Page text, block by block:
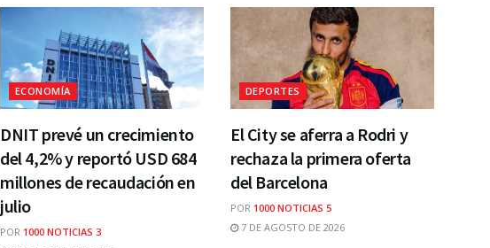
ECONOMÍA
DNIT prevé un crecimiento
del 4,2% y reportó USD 684
millones de recaudación en
julio
POR 1000 NOTICIAS 3
DEPORTES
El City se aferra a Rodri y
rechaza la primera oferta
del Barcelona
POR 1000 NOTICIAS 5
7 DE AGOSTO DE 2026